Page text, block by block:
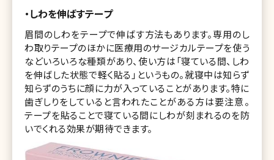
・しわを伸ばすテープ
眉間のしわをテープで伸ばす方法もあります。専用のし
わ取りテープのほかに医療用のサージカルテープを使う
などいろいろな種類があり、使い方は「寝ている間、しわ
を伸ばした状態で軽く貼る」というもの。就寝中は知らず
知らずのうちに顔に力が入っていることがあります。特に
歯ぎしりをしていると言われたことがある方は要注意。
テープを貼ることで寝ている間にしわが刻まれるのを防
いでくれる効果が期待できます。